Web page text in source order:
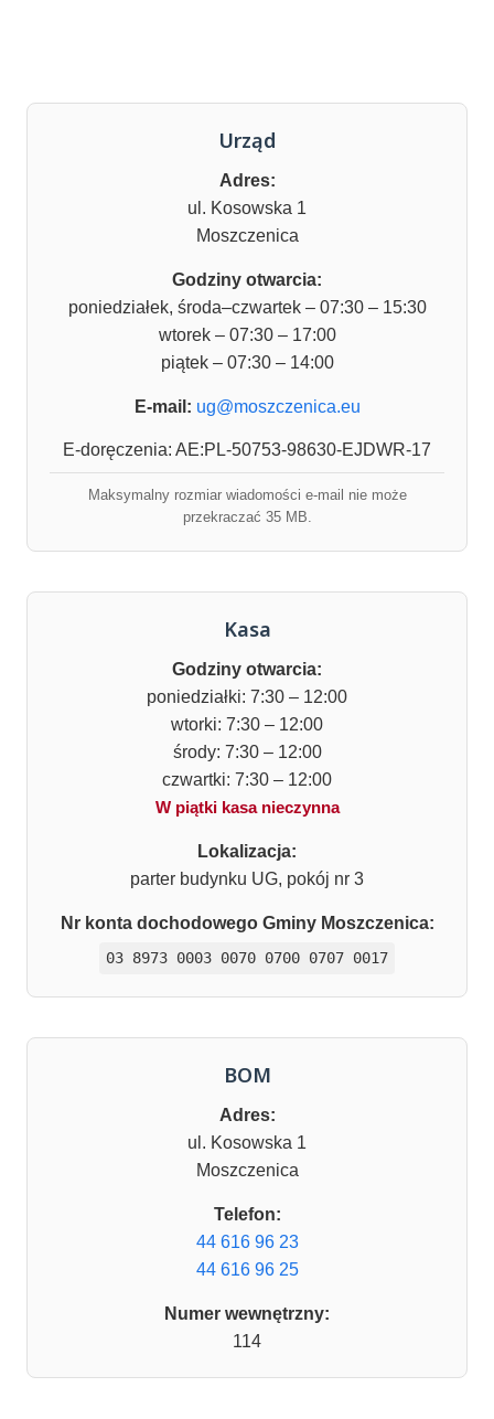
Urząd
Adres:
ul. Kosowska 1
Moszczenica
Godziny otwarcia:
poniedziałek, środa–czwartek – 07:30 – 15:30
wtorek – 07:30 – 17:00
piątek – 07:30 – 14:00
E-mail: ug@moszczenica.eu
E-doręczenia: AE:PL-50753-98630-EJDWR-17
Maksymalny rozmiar wiadomości e-mail nie może
przekraczać 35 MB.
Kasa
Godziny otwarcia:
poniedziałki: 7:30 – 12:00
wtorki: 7:30 – 12:00
środy: 7:30 – 12:00
czwartki: 7:30 – 12:00
W piątki kasa nieczynna
Lokalizacja:
parter budynku UG, pokój nr 3
Nr konta dochodowego Gminy Moszczenica:
03 8973 0003 0070 0700 0707 0017
BOM
Adres:
ul. Kosowska 1
Moszczenica
Telefon:
44 616 96 23
44 616 96 25
Numer wewnętrzny:
114